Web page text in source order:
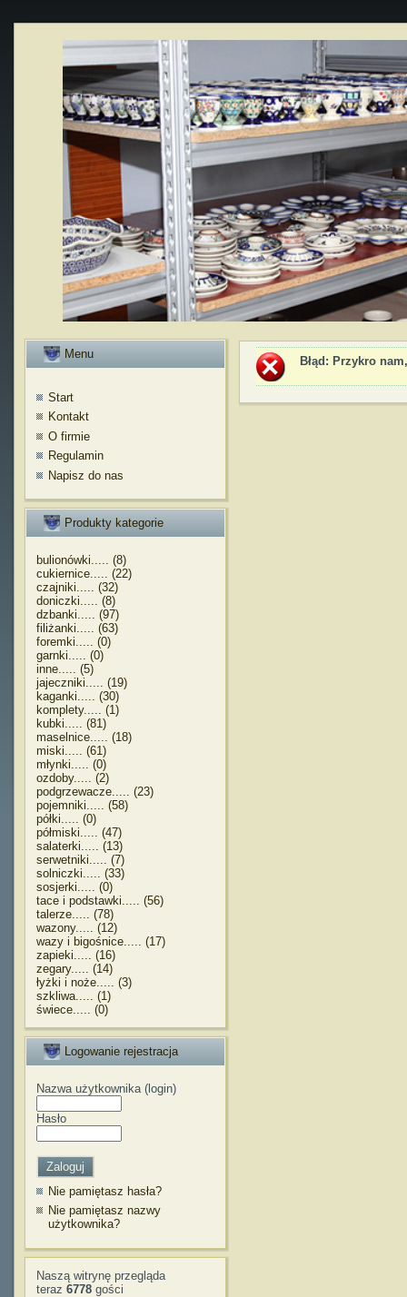
Menu
Start
Kontakt
O firmie
Regulamin
Napisz do nas
Produkty kategorie
bulionówki..... (8)
cukiernice..... (22)
czajniki..... (32)
doniczki..... (8)
dzbanki..... (97)
filiżanki..... (63)
foremki..... (0)
garnki..... (0)
inne..... (5)
jajeczniki..... (19)
kaganki..... (30)
komplety..... (1)
kubki..... (81)
maselnice..... (18)
miski..... (61)
młynki..... (0)
ozdoby..... (2)
podgrzewacze..... (23)
pojemniki..... (58)
półki..... (0)
półmiski..... (47)
salaterki..... (13)
serwetniki..... (7)
solniczki..... (33)
sosjerki..... (0)
tace i podstawki..... (56)
talerze..... (78)
wazony..... (12)
wazy i bigośnice..... (17)
zapieki..... (16)
zegary..... (14)
łyżki i noże..... (3)
szkliwa..... (1)
świece..... (0)
Logowanie rejestracja
Nazwa użytkownika (login)
Hasło
Nie pamiętasz hasła?
Nie pamiętasz nazwy
użytkownika?
Naszą witrynę przegląda
teraz 6778 gości
Błąd : Przykro